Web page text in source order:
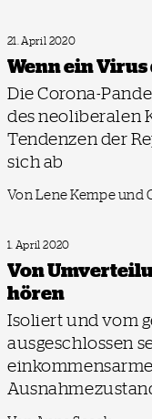
21. April 2020
Wenn ein
Die Corona-
des neoliberalen
Tendenzen der
sich ab
Von Lene Kempe und
1. April 2020
Von
hören
Isoliert und vom
ausgeschlossen